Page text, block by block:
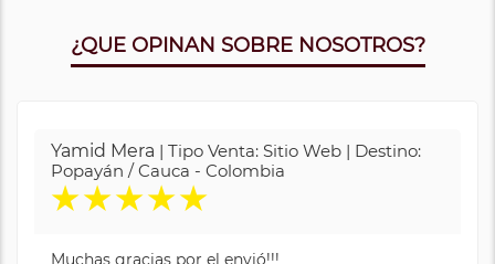
¿QUE OPINAN SOBRE NOSOTROS?
Yamid Mera | Tipo Venta: Sitio Web | Destino:
Popayán / Cauca - Colombia
★★★★★
Muchas gracias por el envió!!!